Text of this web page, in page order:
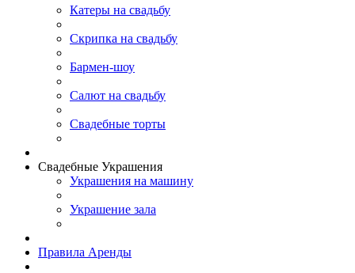
Катеры на свадьбу
Скрипка на свадьбу
Бармен-шоу
Салют на свадьбу
Свадебные торты
Свадебные Украшения
Украшения на машину
Украшение зала
Правила Аренды